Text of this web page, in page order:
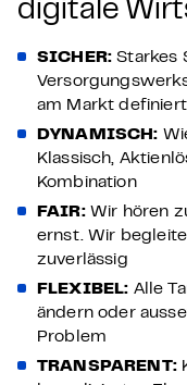
digitale
SICHER: Starkes
am Markt definiert
DYNAMISCH:
Klassisch,
Kombination
FAIR:Wir hören
ernst. Wir
zuverlässig
FLEXIBEL: Alle
ändern oder
Problem
TRANSPARENT: